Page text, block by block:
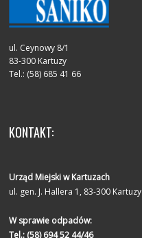
ul. Ceynowy 8/1
83-300 Kartuzy
Tel.: (58) 685 41 66
KONTAKT:
Urząd Miejski w Kartuzach
ul. gen. J. Hallera 1, 83-300 Kartuzy
W sprawie odpadów:
Tel.: (58) 694 52 44/46